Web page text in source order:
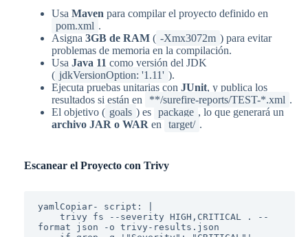
Usa Maven para compilar el proyecto definido en
pom.xml .
Asigna 3GB de RAM( -Xmx3072m ) para evitar
problemas de memoria en la compilación.
Usa Java 11 como versión del JDK
( jdkVersionOption: '1.11' ).
Ejecuta pruebas unitarias con JUnit, y publica los
resultados si están en
**/surefire-reports/TEST-*.xml .
El objetivo ( goals ) es package , lo que generará un
archivo JAR o WAR en target/ .
Escanear el Proyecto con Trivy
yamlCopiar- script: |
format json -o trivy-results.json